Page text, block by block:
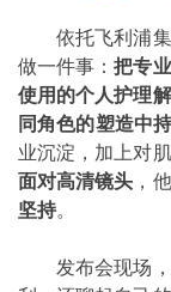
依托飞利浦集
做一件事：把专
使用的个人护理解
同角色的塑造中
业沉淀，加上对
面对高清镜头 ，
坚持。
发布会现场，